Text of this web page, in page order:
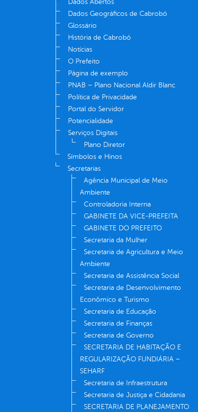
Dados Abertos
Dados Geográficos de Cabrobó
Glossário
História de Cabrobó
Notícias
O Prefeito
Página de exemplo
PNAB – Plano Nacional Aldir Blanc
Política de Privacidade
Portal do Servidor
Potencialidade
Serviços Digitais
Plano Diretor
Símbolos e Hinos
Secretarias
Agência Municipal de Meio
Ambiente
Controladoria Interna
GABINETE DA VICE-PREFEITA
GABINETE DO PREFEITO
Secretaria da Mulher
Secretaria de Agricultura e Meio
Ambiente
Secretaria de Assistência Social
Secretaria de Desenvolvimento
Econômico e Turismo
Secretaria de Educação
Secretaria de Finanças
Secretaria de Governo
SECRETARIA DE HABITAÇÃO E
REGULARIZAÇÃO FUNDIÁRIA –
SEHARF
Secretaria de Infraestrutura
Secretaria de Justiça e Cidadania
SECRETARIA DE PLANEJAMENTO